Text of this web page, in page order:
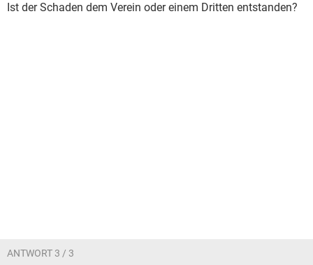
Ist der Schaden dem Verein oder einem Dritten entstanden?
ANTWORT 3 / 3